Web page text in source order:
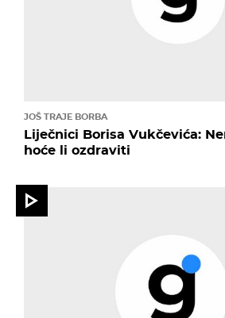
JOŠ TRAJE BORBA
Liječnici Borisa Vukčevića:
hoće li ozdraviti